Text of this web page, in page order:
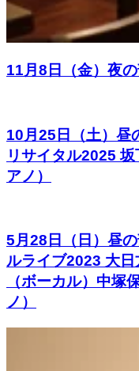
11月8日（金）夜
10月25日（土）昼
リサイタル2025
アノ）
5月28日（日）昼
ルライブ2023 大
（ボーカル）中塚
ノ）